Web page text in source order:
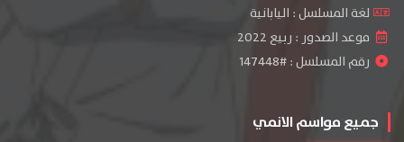
لغة المسلسل : اليابانية
موعد الصدور : ربيع 2022
رقم المسلسل : #147448
جميع مواسم الانمي